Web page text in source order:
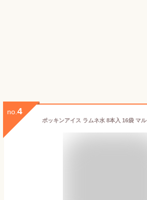
no. 4
ポッキンアイス ラムネ水 8本入 16袋 マ